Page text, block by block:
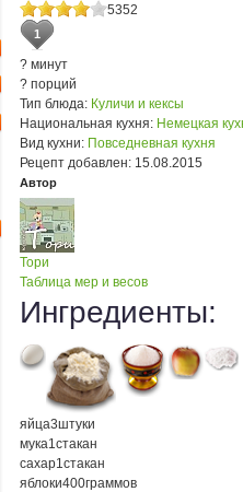
5352
1
? минут
? порций
Тип блюда: Куличи и кексы
Национальная кухня: Немецкая
Вид кухни: Повседневная кухня
Рецепт добавлен: 15.08.2015
Автор
Тори
Таблица мер и весов
Ингредиенты:
яйца3штуки
мука1стакан
сахар1стакан
яблоки400граммов